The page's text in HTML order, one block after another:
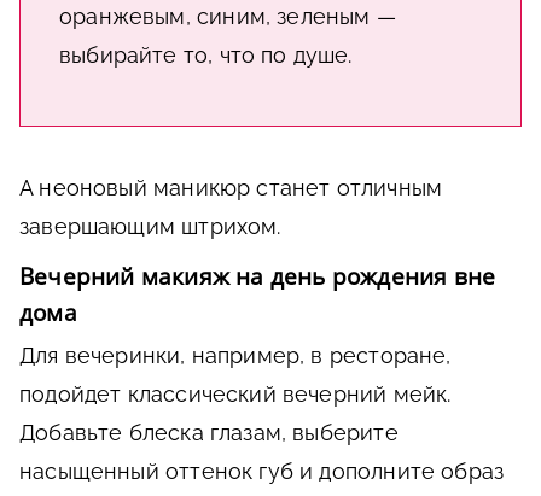
оранжевым, синим, зеленым —
выбирайте то, что по душе.
А неоновый маникюр станет отличным
завершающим штрихом.
Вечерний макияж на день рождения вне
дома
Для вечеринки, например, в ресторане,
подойдет классический вечерний мейк.
Добавьте блеска глазам, выберите
насыщенный оттенок губ и дополните образ